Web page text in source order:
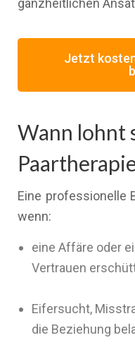
ganzheitlichen
Jetzt
Wann lohnt
Eine professionelle
wenn:
eine Affäre oder
Vertrauen
Eifersucht,
die Beziehung